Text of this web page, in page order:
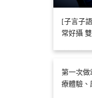
[子言子
常好攝
第一次做
療體驗、